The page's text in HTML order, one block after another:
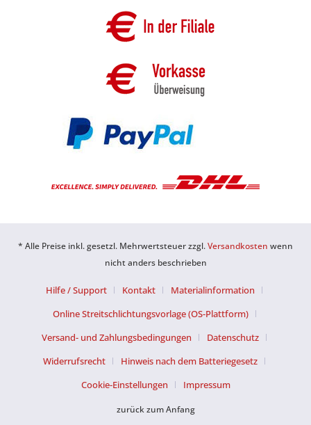
* Alle Preise inkl. gesetzl. Mehrwertsteuer zzgl.Versandkosten wenn
nicht anders beschrieben
Hilfe / Support Kontakt
Materialinformation
Online Streitschlichtungsvorlage (OS-Plattform)
Versand- und Zahlungsbedingungen
Datenschutz
Widerrufsrecht
Hinweis nach dem Batteriegesetz
Cookie-Einstellungen
Impressum
zurück zum Anfang